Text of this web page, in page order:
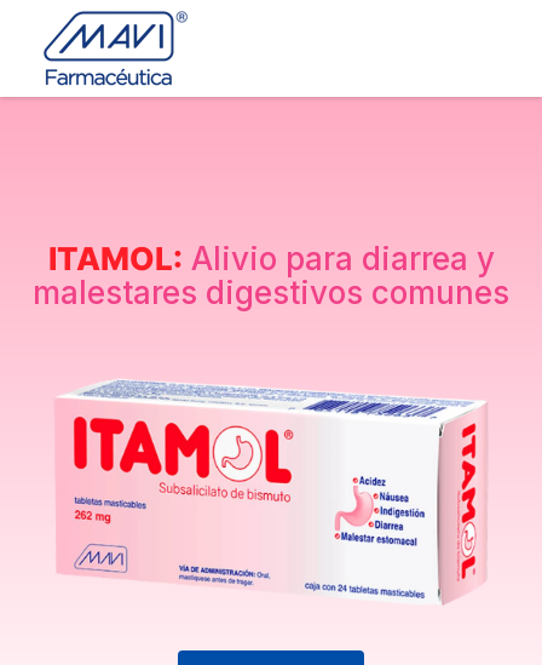
ITAMOL: Alivio para diarrea y
malestares digestivos comunes